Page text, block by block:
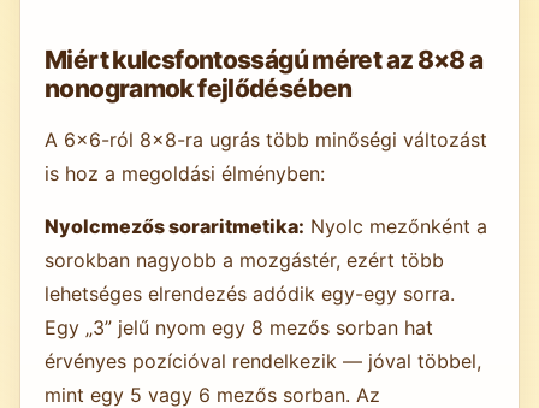
Miért kulcsfontosságú méret az 8×8 a
nonogramok fejlődésében
A 6×6-ról 8×8-ra ugrás több minőségi változást
is hoz a megoldási élményben:
Nyolcmezős soraritmetika: Nyolc mezőnként a
sorokban nagyobb a mozgástér, ezért több
lehetséges elrendezés adódik egy-egy sorra.
Egy „3” jelű nyom egy 8 mezős sorban hat
érvényes pozícióval rendelkezik — jóval többel,
mint egy 5 vagy 6 mezős sorban. Az